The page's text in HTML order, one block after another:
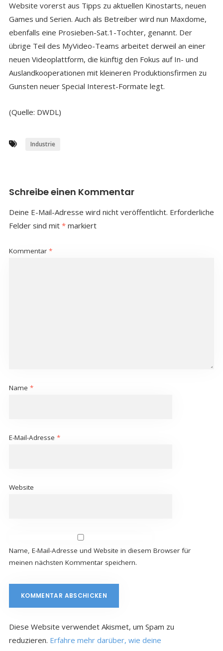
Website vorerst aus Tipps zu aktuellen Kinostarts, neuen
Games und Serien. Auch als Betreiber wird nun Maxdome,
ebenfalls eine Prosieben-Sat.1-Tochter, genannt. Der
übrige Teil des MyVideo-Teams arbeitet derweil an einer
neuen Videoplattform, die künftig den Fokus auf In- und
Auslandkooperationen mit kleineren Produktionsfirmen zu
Gunsten neuer Special Interest-Formate legt.
(Quelle: DWDL)
Industrie
Schreibe einen Kommentar
Deine E-Mail-Adresse wird nicht veröffentlicht. Erforderliche
Felder sind mit *markiert
Kommentar *
Name *
E-Mail-Adresse *
Website
Name, E-Mail-Adresse und Website in diesem Browser für
meinen nächsten Kommentar speichern.
Diese Website verwendet Akismet, um Spam zu
reduzieren. Erfahre mehr darüber, wie deine